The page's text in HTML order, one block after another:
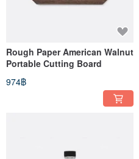
Rough Paper American Walnut
Portable Cutting Board
974฿